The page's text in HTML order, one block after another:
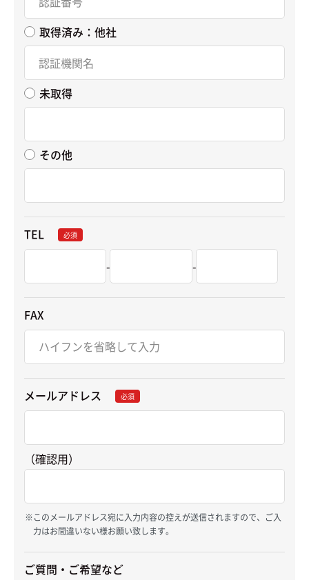
取得済み：他社
未取得
その他
TEL 必須
- -
FAX
メールアドレス 必須
（確認用）
このメールアドレス宛に入力内容の控えが送信されますので、ご入
力はお間違いない様お願い致します。
ご質問・ご希望など